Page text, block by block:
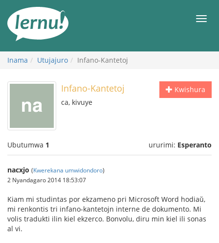
rupapuro
rw'ibirimwo
Inama Utujajuro Infano-Kantetoj
Kwishura
Infano-Kantetoj
ca, kivuye
Ubutumwa 1 ururimi: Esperanto
nacxjo (Kwerekana umwidondoro)
2 Nyandagaro 2014 18:53:07
Kiam mi studintas por ekzameno pri Microsoft Word hodiaŭ,
mi renkontis tri infano-kantetojn interne de dokumento. Mi
volis tradukti ilin kiel ekzerco. Bonvolu, diru min kiel ili sonas
al vi.